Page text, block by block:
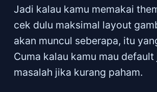
Jadi kalau kamu memakai
cek dulu maksimal layout
akan muncul seberapa, itu
Cuma kalau kamu mau
masalah jika kurang paham.